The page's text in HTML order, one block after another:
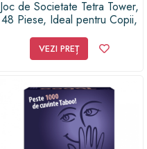
Joc de Societate Tetra Tower,
48 Piese, Ideal pentru Copii,
AZ PRODUCTS®
VEZI PREȚ